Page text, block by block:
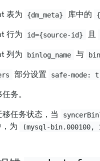
表为 {dm_meta} 库中的
行为 id={source-id} 且
列为 binlog_name 与
部分设置 safe-mode:
务。
移任务状态，当
为 (mysql-bin.000100,